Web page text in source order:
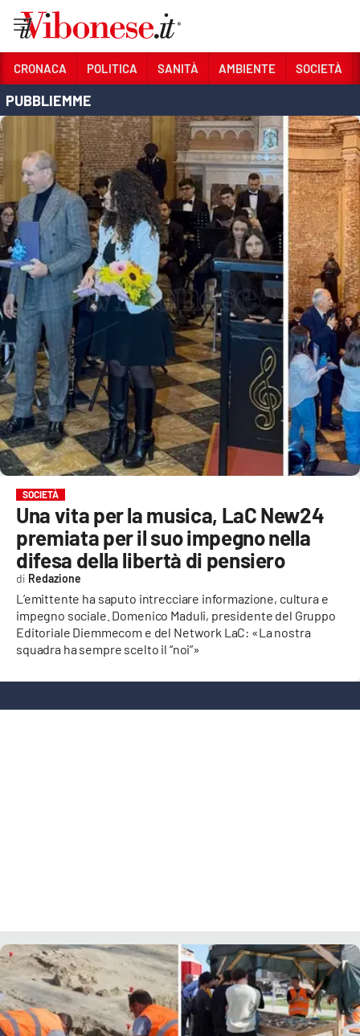
Sezioni
CRONACA
POLITICA
SANITÀ
AMBIENTE
SOCIETÀ
CULTURA
ECONOMIA E LAVORO
EVENTI
SPORT
Streaming
LAC TV
LAC NETWORK
LAC ONAIR
LaC
Network
LACPLAY.IT
App
ANDROID
APPLE
CRONACA POLITICA SANITÀ AMBIENTE SOCIETÀ
PUBBLIEMME
SOCIETÀ
Una vita per la musica, LaC New24
premiata per il suo impegno nella
difesa della libertà di pensiero
L’emittente ha saputo intrecciare informazione, cultura e
impegno sociale. Domenico Maduli, presidente del Gruppo
Editoriale Diemmecom e del Network LaC: «La nostra
squadra ha sempre scelto il “noi”»
Redazione